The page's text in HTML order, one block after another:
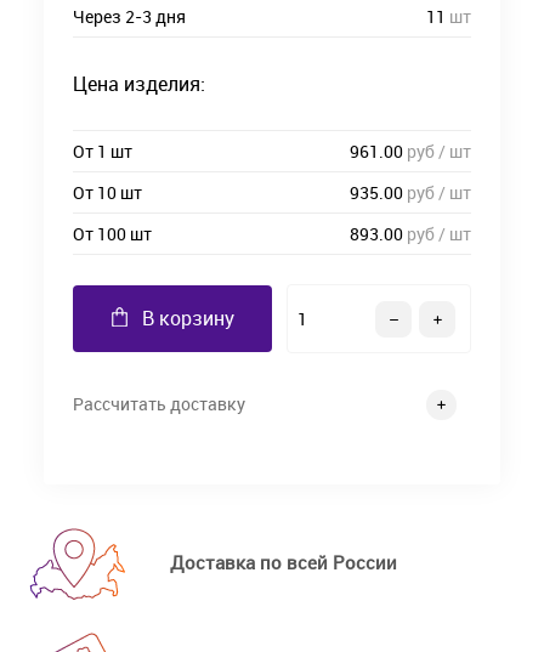
Через 2-3 дня
11 шт
Цена изделия:
От 1 шт 961.00 руб / шт
От 10 шт
935.00 руб / шт
От 100 шт
893.00 руб / шт
В корзину
Рассчитать доставку
Доставка по всей России